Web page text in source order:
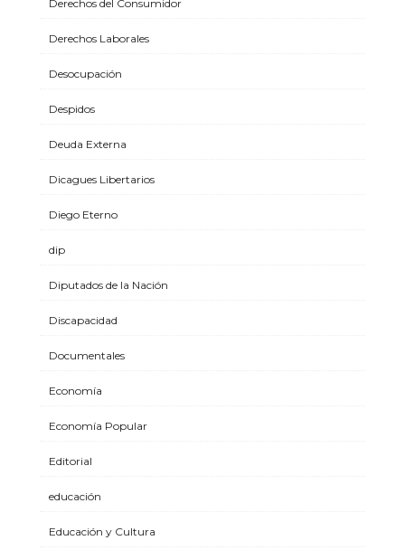
Derechos del Consumidor
Derechos Laborales
Desocupación
Despidos
Deuda Externa
Dicagues Libertarios
Diego Eterno
dip
Diputados de la Nación
Discapacidad
Documentales
Economía
Economía Popular
Editorial
educación
Educación y Cultura